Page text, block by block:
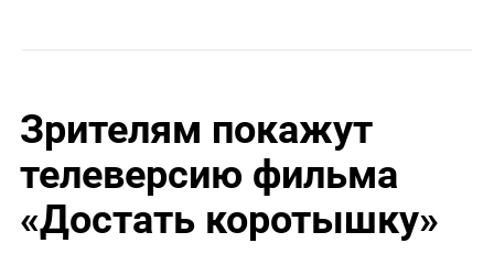
Зрителям покажут
телеверсию фильма
«Достать коротышку»